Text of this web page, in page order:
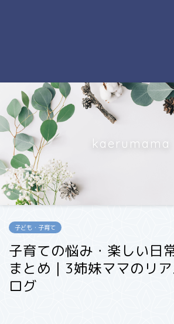
kaerumama
子ども・子育て
子育ての悩み・楽しい日
まとめ｜3姉妹ママのリ
ログ